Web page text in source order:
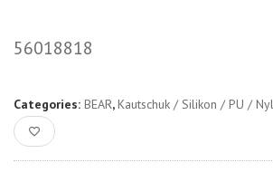
56018818
Categories: BEAR,Kautschuk / Silikon / PU /